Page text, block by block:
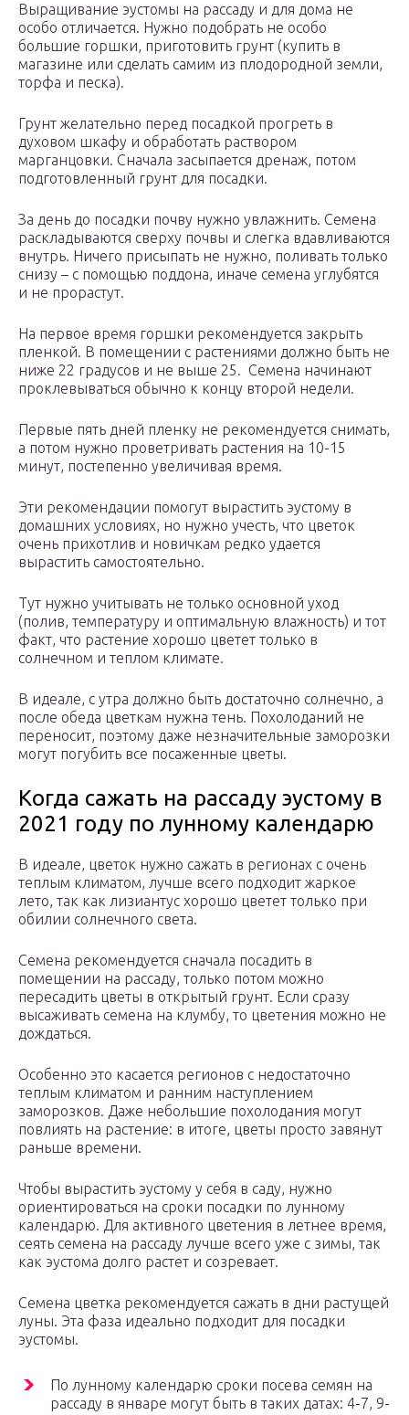
Выращивание эустомы на рассаду и для дома не
особо отличается. Нужно подобрать не особо
большие горшки, приготовить грунт (купить в
магазине или сделать самим из плодородной земли,
торфа и песка).
Грунт желательно перед посадкой прогреть в
духовом шкафу и обработать раствором
марганцовки. Сначала засыпается дренаж, потом
подготовленный грунт для посадки.
За день до посадки почву нужно увлажнить. Семена
раскладываются сверху почвы и слегка вдавливаются
внутрь. Ничего присыпать не нужно, поливать только
снизу – с помощью поддона, иначе семена углубятся
и не прорастут.
На первое время горшки рекомендуется закрыть
пленкой. В помещении с растениями должно быть не
ниже 22 градусов и не выше 25. Семена начинают
проклевываться обычно к концу второй недели.
Первые пять дней пленку не рекомендуется снимать,
а потом нужно проветривать растения на 10-15
минут, постепенно увеличивая время.
Эти рекомендации помогут вырастить эустому в
домашних условиях, но нужно учесть, что цветок
очень прихотлив и новичкам редко удается
вырастить самостоятельно.
Тут нужно учитывать не только основной уход
(полив, температуру и оптимальную влажность) и тот
факт, что растение хорошо цветет только в
солнечном и теплом климате.
В идеале, с утра должно быть достаточно солнечно, а
после обеда цветкам нужна тень. Похолоданий не
переносит, поэтому даже незначительные заморозки
могут погубить все посаженные цветы.
Когда сажать на рассаду эустому в
2021 году по лунному календарю
В идеале, цветок нужно сажать в регионах с очень
теплым климатом, лучше всего подходит жаркое
лето, так как лизиантус хорошо цветет только при
обилии солнечного света.
Семена рекомендуется сначала посадить в
помещении на рассаду, только потом можно
пересадить цветы в открытый грунт. Если сразу
высаживать семена на клумбу, то цветения можно не
дождаться.
Особенно это касается регионов с недостаточно
теплым климатом и ранним наступлением
заморозков. Даже небольшие похолодания могут
повлиять на растение: в итоге, цветы просто завянут
раньше времени.
Чтобы вырастить эустому у себя в саду, нужно
ориентироваться на сроки посадки по лунному
календарю. Для активного цветения в летнее время,
сеять семена на рассаду лучше всего уже с зимы, так
как эустома долго растет и созревает.
Семена цветка рекомендуется сажать в дни растущей
луны. Эта фаза идеально подходит для посадки
эустомы.
По лунному календарю сроки посева семян на
рассаду в январе могут быть в таких датах: 4-7, 9-